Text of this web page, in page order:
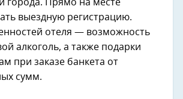
города. Прямо на месте
выездную регистрацию.
отеля — возможность
алкоголь, а также подарки
при заказе банкета от
сумм.